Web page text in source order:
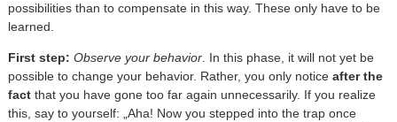
possibilities than to compensate in this way. These only have to be
learned.
First step: Observe your behavior. In this phase, it will not yet be
possible to change your behavior. Rather, you only notice after the
factthat you have gone too far again unnecessarily. If you realize
this, say to yourself: „Aha! Now you stepped into the trap once